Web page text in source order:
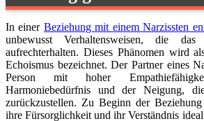
In einer Beziehung mit einem Narzissten
unbewusst Verhaltensweisen, die das
aufrechterhalten. Dieses Phänomen wird
Echoismus bezeichnet. Der Partner eines
Person mit hoher
Harmoniebedürfnis und der Neigung,
zurückzustellen. Zu Beginn der
ihre Fürsorglichkeit und ihr Verständnis